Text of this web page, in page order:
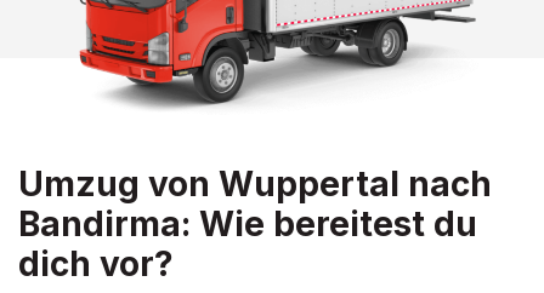
Umzug von Wuppertal nach
Bandirma: Wie bereitest du
dich vor?